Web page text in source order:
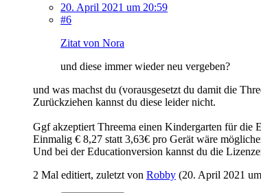
20. April 2021 um 20:59
#6
Zitat von Nora
und diese immer wieder neu vergeben?
und was machst du (vorausgesetzt du damit die
Zurückziehen kannst du diese leider nicht.
Ggf akzeptiert Threema einen Kindergarten für die
Einmalig € 8,27 statt 3,63€ pro Gerät wäre
Und bei der Educationversion kannst du die
2 Mal editiert, zuletzt von Robby (20. April 2021